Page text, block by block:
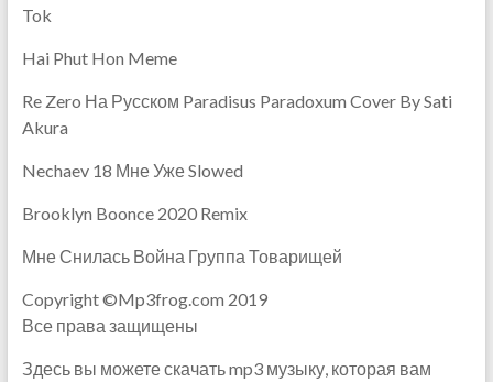
Tok
Hai Phut Hon Meme
Re Zero На Русском Paradisus Paradoxum Cover By Sati
Akura
Nechaev 18 Мне Уже Slowed
Brooklyn Boonce 2020 Remix
Мне Снилась Война Группа Товарищей
Copyright ©Mp3frog.com 2019
Все права защищены
Здесь вы можете скачать mp3 музыку, которая вам